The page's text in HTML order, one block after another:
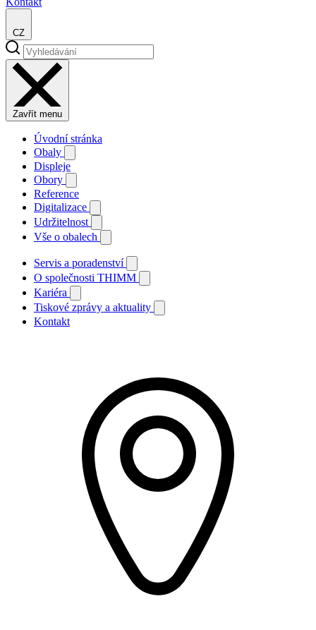
CZ
Zavřít menu
Úvodní stránka
Obaly
Displeje
Obory
Reference
Digitalizace
Udržitelnost
Vše o obalech
Servis a poradenství
O společnosti THIMM
Kariéra
Tiskové zprávy a aktuality
Kontakt